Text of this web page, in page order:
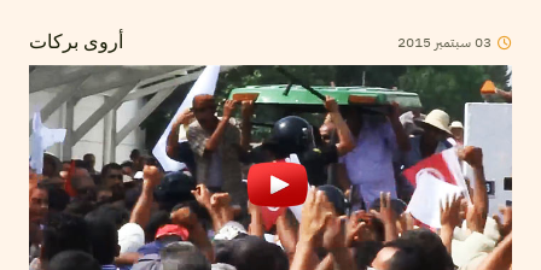
أروى بركات 03سبتمبر 2015